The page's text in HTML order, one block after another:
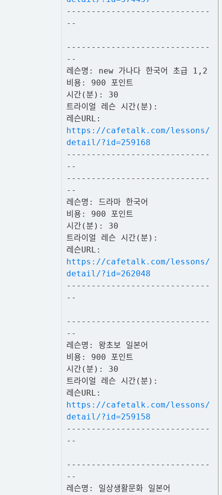
-----------------------------
--
-----------------------------
--
레슨명: new 가나다 한국어 초급 1,2
비용: 900 포인트
시간(분): 30
트라이얼 레슨 시간(분):
레슨URL:
https://cafetalk.com/lessons/
detail/?id=259168
-----------------------------
--
-----------------------------
--
레슨명: 드라마 한국어
비용: 900 포인트
시간(분): 30
트라이얼 레슨 시간(분):
레슨URL:
https://cafetalk.com/lessons/
detail/?id=262048
-----------------------------
--
-----------------------------
--
레슨명: 왕초보 일본어
비용: 900 포인트
시간(분): 30
트라이얼 레슨 시간(분):
레슨URL:
https://cafetalk.com/lessons/
detail/?id=259158
-----------------------------
--
-----------------------------
--
레슨명: 일상생활문화 일본어